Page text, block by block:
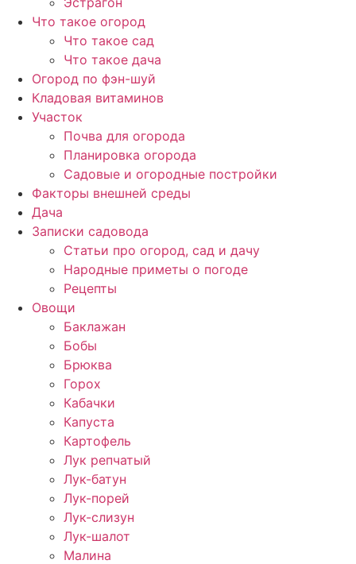
Что такое огород
Что такое сад
Что такое дача
Огород по фэн-шуй
Кладовая витаминов
Участок
Почва для огорода
Планировка огорода
Садовые и огородные постройки
Факторы внешней среды
Дача
Записки садовода
Статьи про огород, сад и дачу
Народные приметы о погоде
Рецепты
Овощи
Баклажан
Бобы
Брюква
Горох
Кабачки
Капуста
Картофель
Лук репчатый
Лук-батун
Лук-порей
Лук-слизун
Лук-шалот
Малина